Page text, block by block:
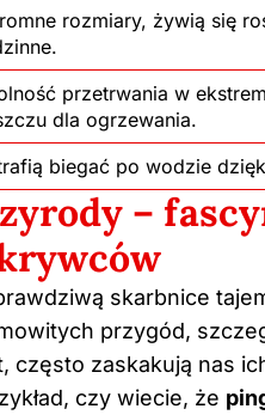
rozmiary, żywią się
przetrwania w
dla ogrzewania.
biegać po wodzie
–
skarbnice
przygód,
często zaskakują nas
czy wiecie, że